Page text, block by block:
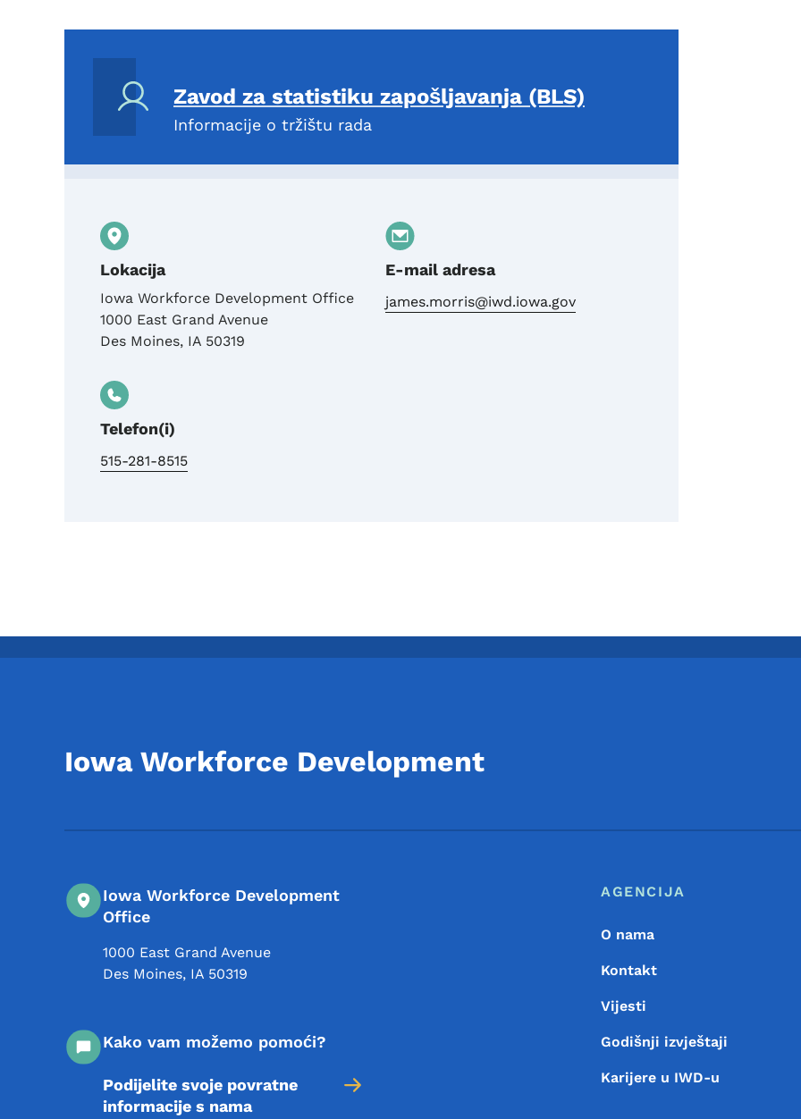
Zavod za statistiku zapošljavanja (BLS)
Informacije o tržištu rada
Lokacija
Iowa Workforce Development Office
1000 East Grand Avenue
Des Moines, IA 50319
E-mail adresa
james.morris@iwd.iowa.gov
Telefon(i)
515-281-8515
Iowa Workforce Development
Iowa Workforce Development
Office
1000 East Grand Avenue
Des Moines, IA 50319
Kako vam možemo pomoći?
Podijelite svoje povratne
informacije s nama
Meni podnožja
Footer
AGENCIJA
O nama
Kontakt
Vijesti
Godišnji izvještaji
Karijere u IWD-u